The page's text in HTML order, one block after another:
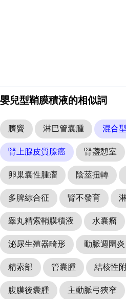
嬰兒型鞘膜積液的相似詞
臍竇 淋巴管囊腫 混合
腎上腺皮質腺癌 腎盞憩室
卵巢囊性腫瘤 陰莖扭轉
多脾綜合征 腎不發育
睾丸精索鞘膜積液 水囊瘤
泌尿生殖器畸形 動脈週圍炎
精索部 管囊腫 結核性
腹膜後囊腫 主動脈弓狹窄